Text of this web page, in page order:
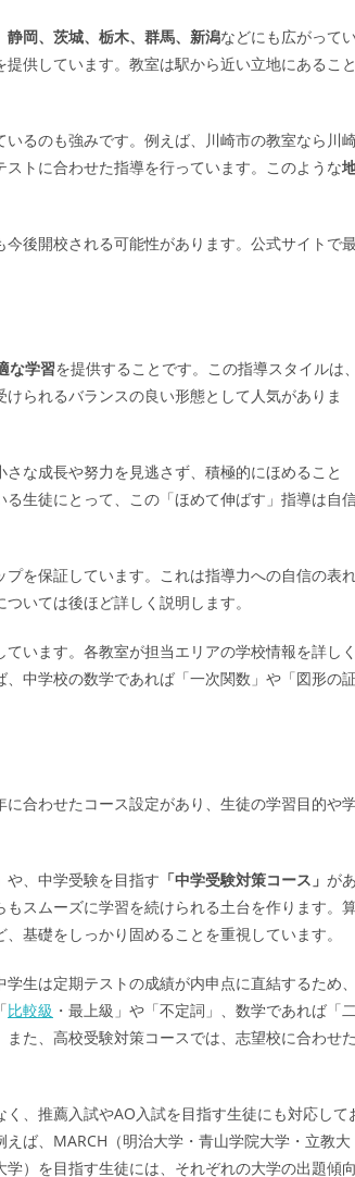
岡、茨城、栃木、群馬、新潟などにも広がって
供しています。教室は駅から近い立地にあること
るのも強みです。例えば、川崎市の教室なら川
トに合わせた指導を行っています。このような
後開校される可能性があります。公式サイトで最
な学習を提供することです。この指導スタイルは、
られるバランスの良い形態として人気がありま
さな成長や努力を見逃さず、積極的にほめること
生徒にとって、この「ほめて伸ばす」指導は自
を保証しています。これは指導力への自信の表
いては後ほど詳しく説明します。
ています。各教室が担当エリアの学校情報を詳しく
中学校の数学であれば「一次関数」や「図形の
合わせたコース設定があり、生徒の学習目的や
や、中学受験を目指す 「中学受験対策コース」 があ
スムーズに学習を続けられる土台を作ります。
基礎をしっかり固めることを重視しています。
生は定期テストの成績が内申点に直結するため、
比較級 ・最上級」や「不定詞」、数学であれば「二
た、高校受験対策コースでは、志望校に合わせた
、推薦入試やAO入試を目指す生徒にも対応して
ば、MARCH（明治大学・青山学院大学・立教大
）を目指す生徒には、それぞれの大学の出題傾向